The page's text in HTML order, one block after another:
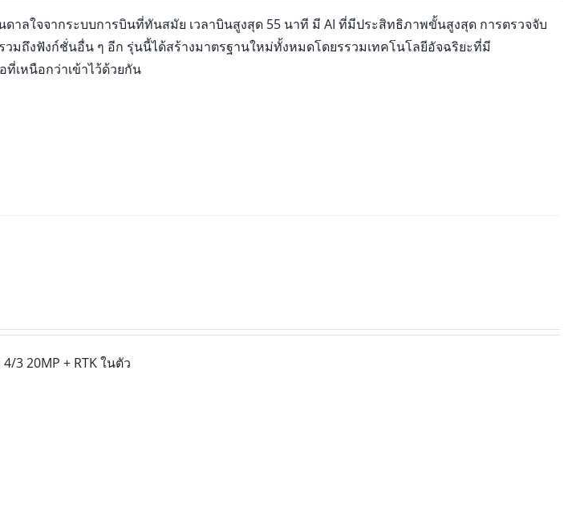
ดาลใจจากระบบการบินที่ทันสมัย เวลาบินสูงสุด 55 นาที มี AI ที่มีประสิทธิภาพขั้นสูงสุด การตรวจจับ
มถึงฟังก์ชั่นอื่น ๆ อีก รุ่นนี้ได้สร้างมาตรฐานใหม่ทั้งหมดโดยรรวมเทคโนโลยีอัจฉริยะที่มี
เหนือกว่าเข้าไว้ด้วยกัน
3 20MP + RTK ในตัว